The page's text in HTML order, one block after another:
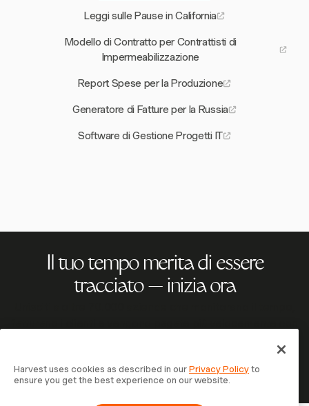
Leggi sulle Pause in California
Modello di Contratto per Contrattisti di
Impermeabilizzazione
Report Spese per la Produzione
Generatore di Fatture per la Russia
Software di Gestione Progetti IT
Il tuo tempo merita di essere
tracciato — inizia ora
Prova Harvest Gratis
Harvest uses cookies as described in ourPrivacy Policyto
ensure you get the best experience on our website.